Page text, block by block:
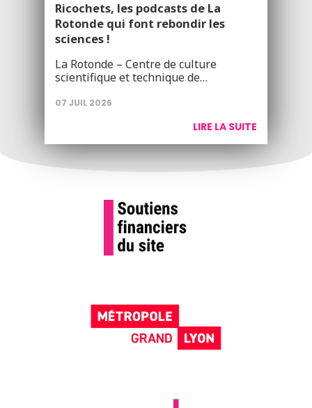
Ricochets, les podcasts de La
Rotonde qui font rebondir les
sciences !
La Rotonde – Centre de culture
scientifique et technique de…
07 JUIL 2026
LIRE LA SUITE